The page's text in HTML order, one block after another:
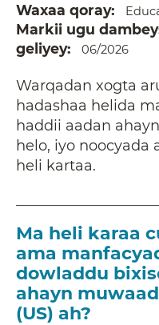
Waxaa qoray
Markii ugu
geliyey
06/2026
Warqadan xogta
hadashaa helida
haddii aadan
helo, iyo noocyada
heli kartaa.
Ma heli karaa
ama
dowladdu
ahayn
(US) ah?